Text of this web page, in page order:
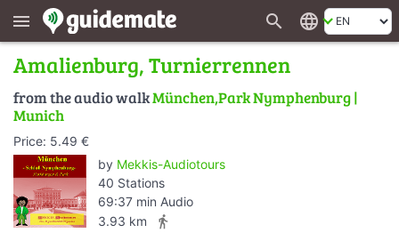
menu search language
Amalienburg, Turnierrennen
from the audio walkMünchen,Park Nymphenburg |
Munich
Price: 5.49 €
by Mekkis-Audiotours
40 Stations
69:37 min Audio
3.93 km
directions_walk